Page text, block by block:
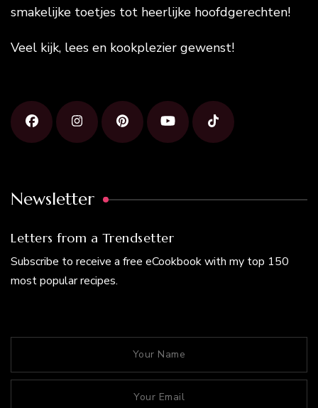
smakelijke toetjes tot heerlijke hoofdgerechten!
Veel kijk, lees en kookplezier gewenst!
Newsletter
Letters from a Trendsetter
Subscribe to receive a free eCookbook with my top 150
most popular recipes.